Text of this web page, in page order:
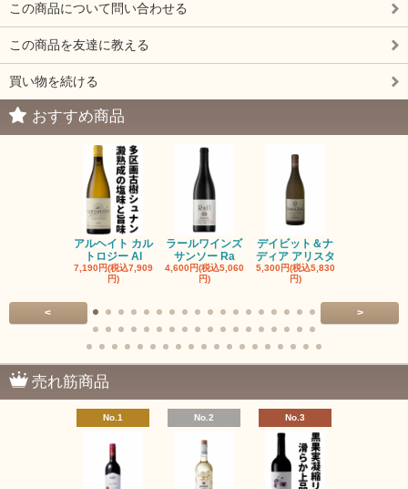
この商品について問い合わせる
この商品を友達に教える
買い物を続ける
おすすめ商品
アルヘイト カル
トロジー Al
7,190円(税込7,909
円)
ラールワインズ
サンソー Ra
4,600円(税込5,060
円)
デイビット＆ナ
ディア アリスタ
5,300円(税込5,830
円)
< >
売れ筋商品
No.1 No.2 No.3